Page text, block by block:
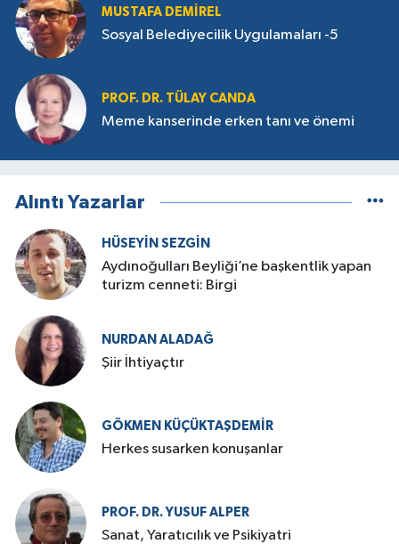
MUSTAFA DEMIREL
Sosyal Belediyecilik Uygulamaları -5
PROF. DR. TÜLAY CANDA
Meme kanserinde erken tanı ve önemi
Alıntı Yazarlar
HÜSEYIN SEZGIN
Aydınoğulları Beyliği’ne başkentlik yapan
turizm cenneti: Birgi
NURDAN ALADAĞ
Şiir İhtiyaçtır
GÖKMEN KÜÇÜKTAŞDEMIR
Herkes susarken konuşanlar
PROF. DR. YUSUF ALPER
Sanat, Yaratıcılık ve Psikiyatri